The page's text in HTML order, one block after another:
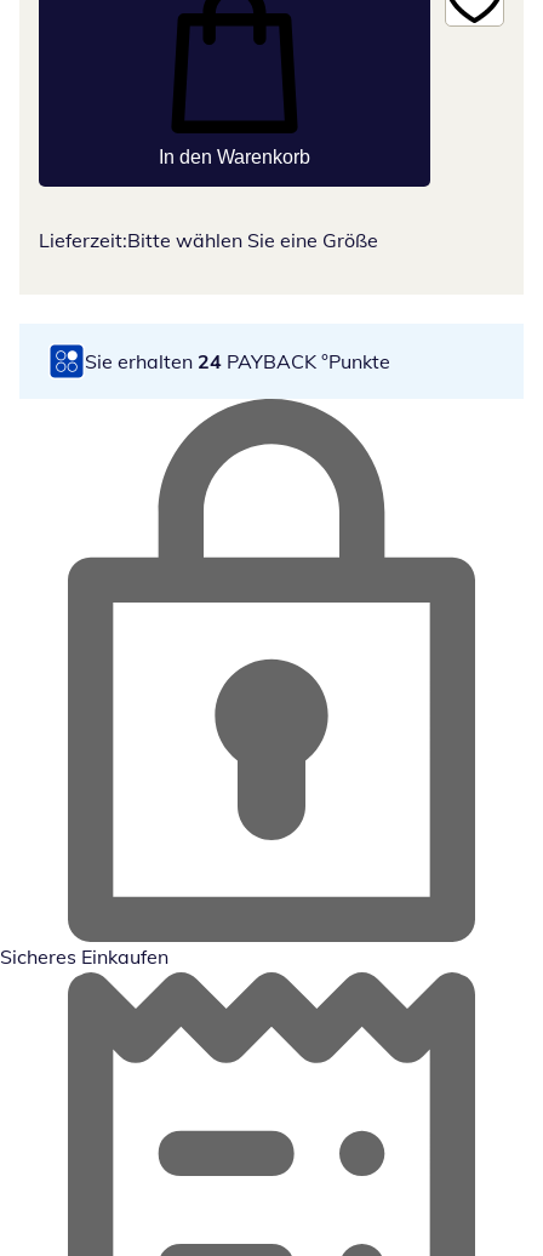
In den Warenkorb
Lieferzeit:Bitte wählen Sie eine Größe
Sie erhalten 24 PAYBACK °Punkte
Sicheres Einkaufen